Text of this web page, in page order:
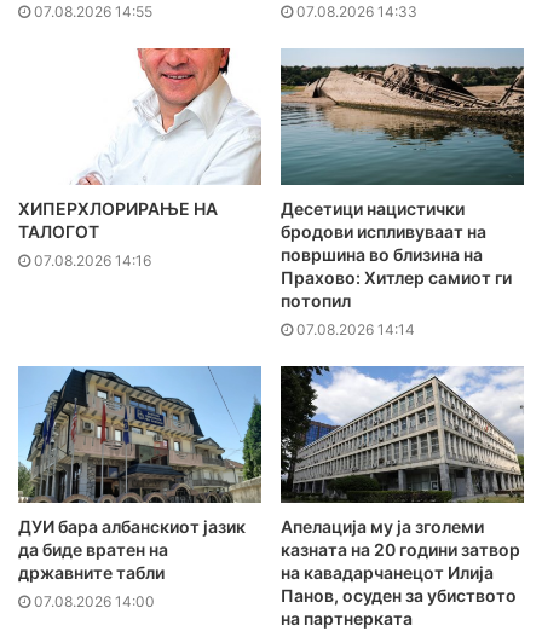
07.08.2026 14:55 07.08.2026 14:33
ХИПЕРХЛОРИРАЊЕ НА
ТАЛОГОТ
07.08.2026 14:16
Десетици нацистички
бродови испливуваат на
површина во близина на
Прахово: Хитлер самиот ги
потопил
07.08.2026 14:14
ДУИ бара албанскиот јазик
да биде вратен на
државните табли
07.08.2026 14:00
Апелација му ја зголеми
казната на 20 години затвор
на кавадарчанецот Илија
Панов, осуден за убиството
на партнерката